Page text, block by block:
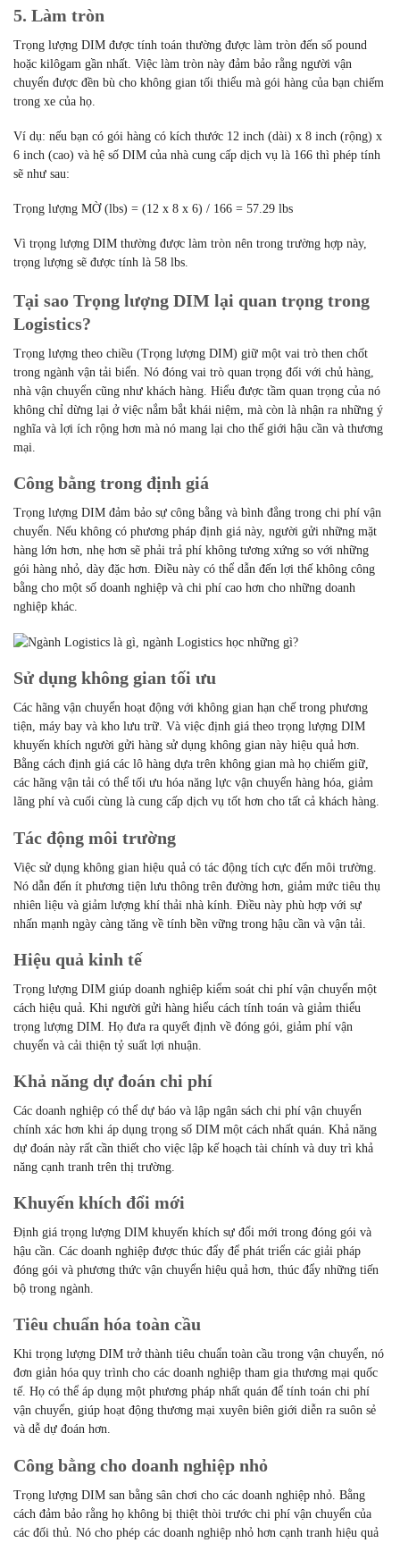
5. Làm tròn
Trọng lượng DIM được tính toán thường được làm tròn đến số pound
hoặc kilôgam gần nhất. Việc làm tròn này đảm bảo rằng người vận
chuyển được đền bù cho không gian tối thiểu mà gói hàng của bạn chiếm
trong xe của họ.
Ví dụ: nếu bạn có gói hàng có kích thước 12 inch (dài) x 8 inch (rộng) x
6 inch (cao) và hệ số DIM của nhà cung cấp dịch vụ là 166 thì phép tính
sẽ như sau:
Trọng lượng MỜ (lbs) = (12 x 8 x 6) / 166 = 57.29 lbs
Vì trọng lượng DIM thường được làm tròn nên trong trường hợp này,
trọng lượng sẽ được tính là 58 lbs.
Tại sao Trọng lượng DIM lại quan trọng trong
Logistics?
Trọng lượng theo chiều (Trọng lượng DIM) giữ một vai trò then chốt
trong ngành vận tải biển. Nó đóng vai trò quan trọng đối với chủ hàng,
nhà vận chuyển cũng như khách hàng. Hiểu được tầm quan trọng của nó
không chỉ dừng lại ở việc nắm bắt khái niệm, mà còn là nhận ra những ý
nghĩa và lợi ích rộng hơn mà nó mang lại cho thế giới hậu cần và thương
mại.
Công bằng trong định giá
Trọng lượng DIM đảm bảo sự công bằng và bình đẳng trong chi phí vận
chuyển. Nếu không có phương pháp định giá này, người gửi những mặt
hàng lớn hơn, nhẹ hơn sẽ phải trả phí không tương xứng so với những
gói hàng nhỏ, dày đặc hơn. Điều này có thể dẫn đến lợi thế không công
bằng cho một số doanh nghiệp và chi phí cao hơn cho những doanh
nghiệp khác.
Sử dụng không gian tối ưu
Các hãng vận chuyển hoạt động với không gian hạn chế trong phương
tiện, máy bay và kho lưu trữ. Và việc định giá theo trọng lượng DIM
khuyến khích người gửi hàng sử dụng không gian này hiệu quả hơn.
Bằng cách định giá các lô hàng dựa trên không gian mà họ chiếm giữ,
các hãng vận tải có thể tối ưu hóa năng lực vận chuyển hàng hóa, giảm
lãng phí và cuối cùng là cung cấp dịch vụ tốt hơn cho tất cả khách hàng.
Tác động môi trường
Việc sử dụng không gian hiệu quả có tác động tích cực đến môi trường.
Nó dẫn đến ít phương tiện lưu thông trên đường hơn, giảm mức tiêu thụ
nhiên liệu và giảm lượng khí thải nhà kính. Điều này phù hợp với sự
nhấn mạnh ngày càng tăng về tính bền vững trong hậu cần và vận tải.
Hiệu quả kinh tế
Trọng lượng DIM giúp doanh nghiệp kiểm soát chi phí vận chuyển một
cách hiệu quả. Khi người gửi hàng hiểu cách tính toán và giảm thiểu
trọng lượng DIM. Họ đưa ra quyết định về đóng gói, giảm phí vận
chuyển và cải thiện tỷ suất lợi nhuận.
Khả năng dự đoán chi phí
Các doanh nghiệp có thể dự báo và lập ngân sách chi phí vận chuyển
chính xác hơn khi áp dụng trọng số DIM một cách nhất quán. Khả năng
dự đoán này rất cần thiết cho việc lập kế hoạch tài chính và duy trì khả
năng cạnh tranh trên thị trường.
Khuyến khích đổi mới
Định giá trọng lượng DIM khuyến khích sự đổi mới trong đóng gói và
hậu cần. Các doanh nghiệp được thúc đẩy để phát triển các giải pháp
đóng gói và phương thức vận chuyển hiệu quả hơn, thúc đẩy những tiến
bộ trong ngành.
Tiêu chuẩn hóa toàn cầu
Khi trọng lượng DIM trở thành tiêu chuẩn toàn cầu trong vận chuyển, nó
đơn giản hóa quy trình cho các doanh nghiệp tham gia thương mại quốc
tế. Họ có thể áp dụng một phương pháp nhất quán để tính toán chi phí
vận chuyển, giúp hoạt động thương mại xuyên biên giới diễn ra suôn sẻ
và dễ dự đoán hơn.
Công bằng cho doanh nghiệp nhỏ
Trọng lượng DIM san bằng sân chơi cho các doanh nghiệp nhỏ. Bằng
cách đảm bảo rằng họ không bị thiệt thòi trước chi phí vận chuyển của
các đối thủ. Nó cho phép các doanh nghiệp nhỏ hơn cạnh tranh hiệu quả